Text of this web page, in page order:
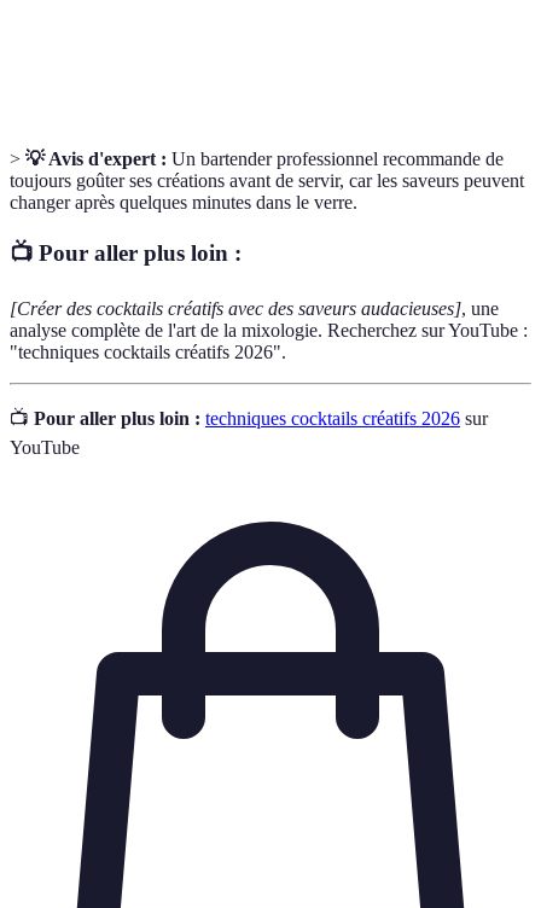
> 💡 Avis d'expert : Un bartender professionnel recommande de
toujours goûter ses créations avant de servir, car les saveurs peuvent
changer après quelques minutes dans le verre.
📺 Pour aller plus loin :
[Créer des cocktails créatifs avec des saveurs audacieuses], une
analyse complète de l'art de la mixologie. Recherchez sur YouTube :
"techniques cocktails créatifs 2026".
📺 Pour aller plus loin : techniques cocktails créatifs 2026 sur
YouTube